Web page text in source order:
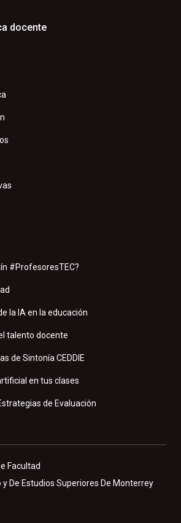
docente
#ProfesoresTEC?
la IA en la educación
talento docente
de Sintonía CEDDIE
en tus clases
de Evaluación
Facultad
De Estudios Superiores De Monterrey